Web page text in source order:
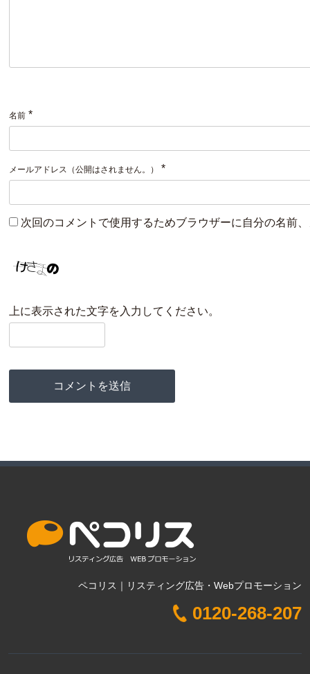
名前 *
メールアドレス（公開はされません。） *
次回のコメントで使用するためブラウザーに自分の名前
上に表示された文字を入力してください。
ペコリス｜リスティング広告・Webプロモーション
0120-268-207